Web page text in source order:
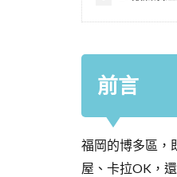
前言
福岡的博多區，
屋、卡拉OK，